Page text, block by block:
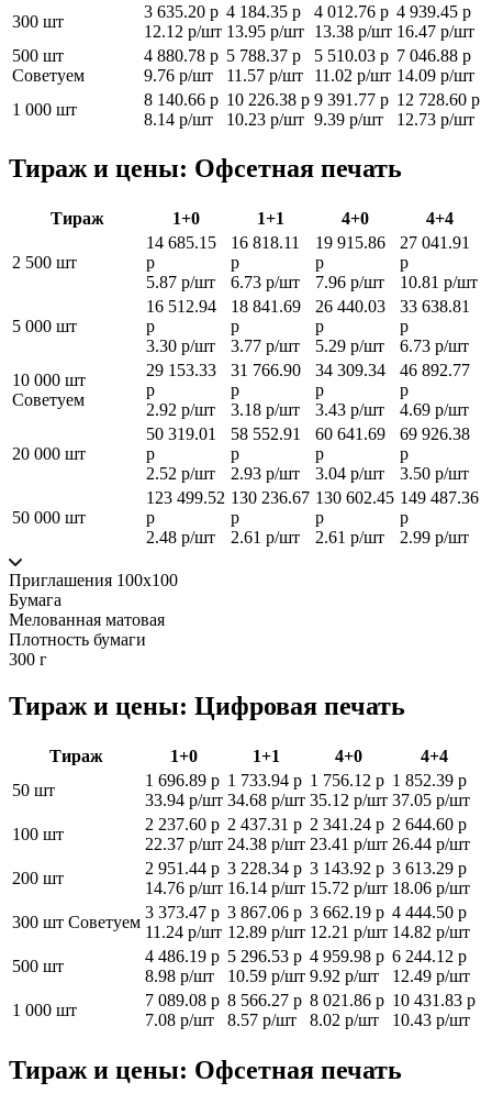
300 шт
3 635.20 р
12.12 р/шт
4 184.35 р
13.95 р/шт
4 012.76 р
13.38 р/шт
4 939.45 р
16.47 р/шт
500 шт
Советуем
4 880.78 р
9.76 р/шт
5 788.37 р
11.57 р/шт
5 510.03 р
11.02 р/шт
7 046.88 р
14.09 р/шт
1 000 шт
8 140.66 р
8.14 р/шт
10 226.38 р
10.23 р/шт
9 391.77 р
9.39 р/шт
12 728.60 р
12.73 р/шт
Тираж и цены: Офсетная печать
Тираж 1+0 1+1 4+0 4+4
2 500 шт
14 685.15
р
5.87 р/шт
16 818.11
р
6.73 р/шт
19 915.86
р
7.96 р/шт
27 041.91
р
10.81 р/шт
5 000 шт
16 512.94
р
3.30 р/шт
18 841.69
р
3.77 р/шт
26 440.03
р
5.29 р/шт
33 638.81
р
6.73 р/шт
10 000 шт
Советуем
29 153.33
р
2.92 р/шт
31 766.90
р
3.18 р/шт
34 309.34
р
3.43 р/шт
46 892.77
р
4.69 р/шт
20 000 шт
50 319.01
р
2.52 р/шт
58 552.91
р
2.93 р/шт
60 641.69
р
3.04 р/шт
69 926.38
р
3.50 р/шт
50 000 шт
123 499.52
р
2.48 р/шт
130 236.67
р
2.61 р/шт
130 602.45
р
2.61 р/шт
149 487.36
р
2.99 р/шт
Приглашения 100x100
Бумага
Мелованная матовая
Плотность бумаги
300 г
Тираж и цены: Цифровая печать
Тираж 1+0 1+1 4+0
4+4
50 шт
1 696.89 р
33.94 р/шт
1 733.94 р
34.68 р/шт
1 756.12 р
35.12 р/шт
1 852.39 р
37.05 р/шт
100 шт
2 237.60 р
22.37 р/шт
2 437.31 р
24.38 р/шт
2 341.24 р
23.41 р/шт
2 644.60 р
26.44 р/шт
200 шт
2 951.44 р
14.76 р/шт
3 228.34 р
16.14 р/шт
3 143.92 р
15.72 р/шт
3 613.29 р
18.06 р/шт
300 шт Советуем
3 373.47 р
11.24 р/шт
3 867.06 р
12.89 р/шт
3 662.19 р
12.21 р/шт
4 444.50 р
14.82 р/шт
500 шт
4 486.19 р
8.98 р/шт
5 296.53 р
10.59 р/шт
4 959.98 р
9.92 р/шт
6 244.12 р
12.49 р/шт
1 000 шт
7 089.08 р
7.08 р/шт
8 566.27 р
8.57 р/шт
8 021.86 р
8.02 р/шт
10 431.83 р
10.43 р/шт
Тираж и цены: Офсетная печать